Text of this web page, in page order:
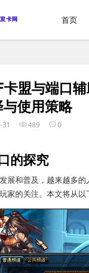
首页
盟与端口
使用策略
489 0
的探究
展和普及，越来越多
家的关注。本文将从以